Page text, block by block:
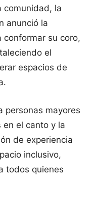
comunidad, la
anunció la
conformar su coro,
el
espacios de
personas mayores
en el canto y la
de experiencia
inclusivo,
todos quienes